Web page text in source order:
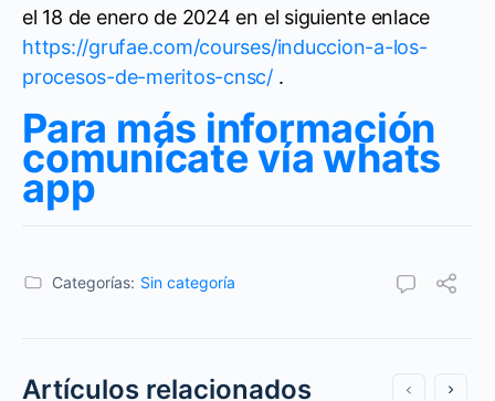
el 18 de enero de 2024 en el siguiente enlace
https://grufae.com/courses/induccion-a-los-
procesos-de-meritos-cnsc/ .
Para más información
comunícate vía whats
app
Categorías: Sin categoría
Artículos relacionados